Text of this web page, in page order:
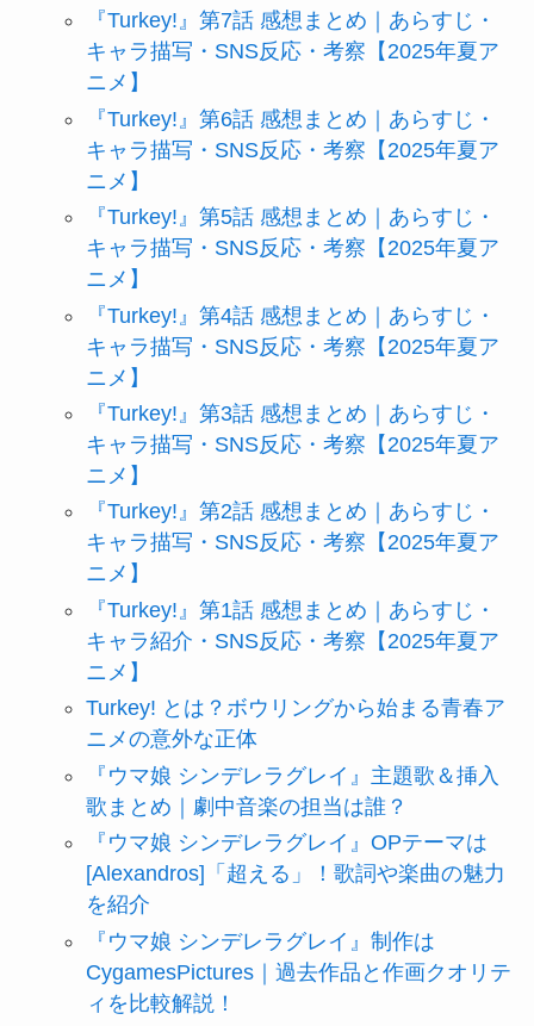
『Turkey!』第7話 感想まとめ｜あらすじ・
キャラ描写・SNS反応・考察【2025年夏ア
ニメ】
『Turkey!』第6話 感想まとめ｜あらすじ・
キャラ描写・SNS反応・考察【2025年夏ア
ニメ】
『Turkey!』第5話 感想まとめ｜あらすじ・
キャラ描写・SNS反応・考察【2025年夏ア
ニメ】
『Turkey!』第4話 感想まとめ｜あらすじ・
キャラ描写・SNS反応・考察【2025年夏ア
ニメ】
『Turkey!』第3話 感想まとめ｜あらすじ・
キャラ描写・SNS反応・考察【2025年夏ア
ニメ】
『Turkey!』第2話 感想まとめ｜あらすじ・
キャラ描写・SNS反応・考察【2025年夏ア
ニメ】
『Turkey!』第1話 感想まとめ｜あらすじ・
キャラ紹介・SNS反応・考察【2025年夏ア
ニメ】
Turkey! とは？ボウリングから始まる青春ア
ニメの意外な正体
『ウマ娘 シンデレラグレイ』主題歌＆挿入
歌まとめ｜劇中音楽の担当は誰？
『ウマ娘 シンデレラグレイ』OPテーマは
[Alexandros]「超える」！歌詞や楽曲の魅力
を紹介
『ウマ娘 シンデレラグレイ』制作は
CygamesPictures｜過去作品と作画クオリテ
ィを比較解説！